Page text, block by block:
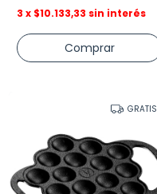
3 x $10.133,33 sin interés
GRATIS